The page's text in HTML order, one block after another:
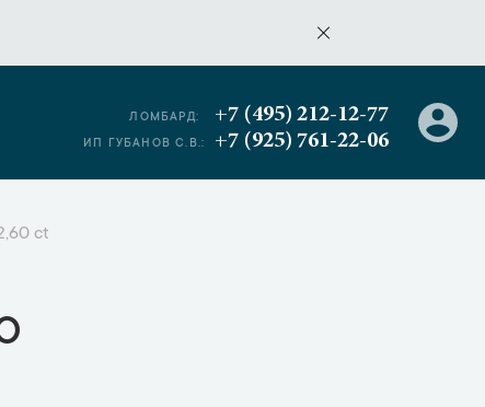
ЛОМБАРД: +7 (495) 212-12-77
ИП ГУБАНОВ С.В.: +7 (925) 761-22-06
ct